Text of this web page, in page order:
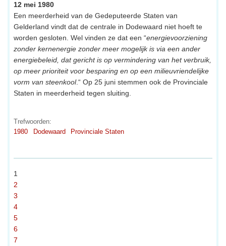
12 mei 1980
Een meerderheid van de Gedeputeerde Staten van
Gelderland vindt dat de centrale in Dodewaard niet hoeft te
worden gesloten. Wel vinden ze dat een “energievoorziening
zonder kernenergie zonder meer mogelijk is via een ander
energiebeleid, dat gericht is op vermindering van het verbruik,
op meer prioriteit voor besparing en op een milieuvriendelijke
vorm van steenkool.“ Op 25 juni stemmen ook de Provinciale
Staten in meerderheid tegen sluiting.
Trefwoorden:
1980
Dodewaard Provinciale Staten
1
2
3
4
5
6
7